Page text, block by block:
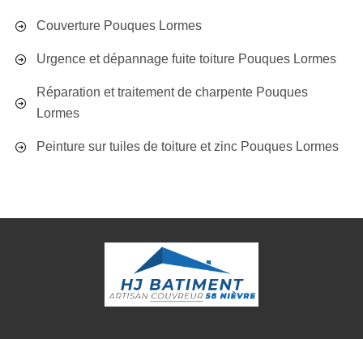
Couverture Pouques Lormes
Urgence et dépannage fuite toiture Pouques Lormes
Réparation et traitement de charpente Pouques
Lormes
Peinture sur tuiles de toiture et zinc Pouques Lormes